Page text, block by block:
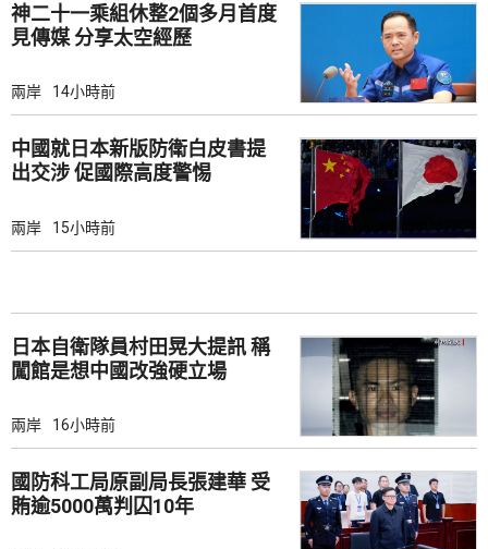
神二十一乘組休整2個多月首度
見傳媒 分享太空經歷
兩岸 14小時前
中國就日本新版防衛白皮書提
出交涉 促國際高度警惕
兩岸 15小時前
日本自衛隊員村田晃大提訊 稱
闖館是想中國改強硬立場
兩岸 16小時前
國防科工局原副局長張建華 受
賄逾5000萬判囚10年